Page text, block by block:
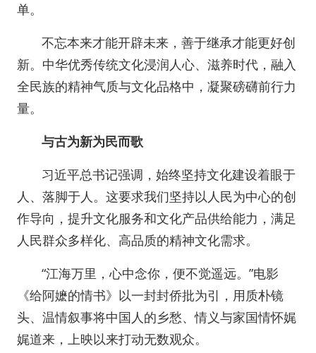
单。
不忘本来才能开辟未来，善于继承才能更好创
新。中华优秀传统文化浸润人心、滋养时代，融入
全民族的精神气质与文化品格中，凝聚磅礴前行力
量。
与古为新为民而歌
习近平总书记强调，始终坚持文化建设着眼于
人、落脚于人。这要求我们坚持以人民为中心的创
作导向，提升文化服务和文化产品供给能力，满足
人民群众多样化、高品质的精神文化需求。
“江海万里，心中念你，便不觉遥远。”电影
《给阿嬷的情书》以一封封侨批为引，用质朴镜
头、温情叙事将中国人的乡愁、情义与家国情怀娓
娓道来，上映以来打动无数观众。